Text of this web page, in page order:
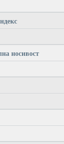
носивост